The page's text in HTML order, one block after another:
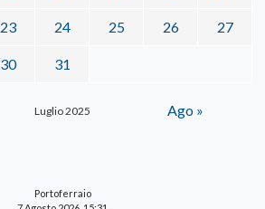
Luglio 2025
23 24 25 26 27
30 31
Ago »
Portoferraio